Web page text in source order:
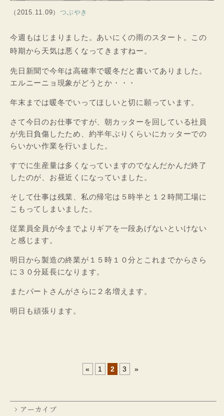
（2015.11.09） つぶやき
今週もはじまりました。あいにくの雨のスタート。この
時期から天気は悪くなってきますねー。
先日新聞で今年は高確率で暖冬だと書いてありました。
エルニーニョ現象がどうとか・・・
年末までは暖冬でいってほしいと切に願っています。
さて今日のお仕事ですが、朝カッターを回している社員
が先日負傷したため、約半年ぶりくらいにカッターでの
らいかい作業を行いました。
すでに生産量は多くなっていますのでなんだかんだ終了
したのが、お昼近くになっていました。
そして仕事は残業、私の帰宅は５時半と１２時間工場に
こもってしまいました。
従業員全員が今までよりギアを一段あげないといけない
と感じます。
明日から製造の終業が１５時１０分とこれまでからさら
に３０分延長になります。
またパートさんがさらに２名増えます。
明日も頑張ります。
« 1 2 3 »
アーカイブ